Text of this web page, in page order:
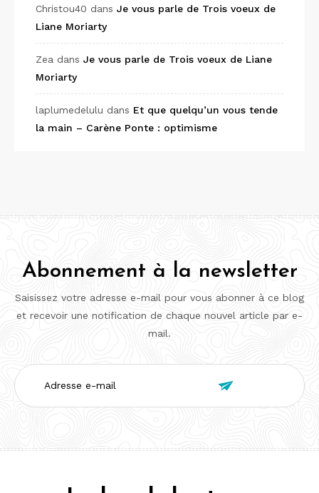
Christou40 dans Je vous parle de Trois voeux de
Liane Moriarty
Zea dans Je vous parle de Trois voeux de Liane
Moriarty
laplumedelulu dans Et que quelqu’un vous tende
la main – Carène Ponte : optimisme
Abonnement à la newsletter
Saisissez votre adresse e-mail pour vous abonner à ce blog
et recevoir une notification de chaque nouvel article par e-
mail.
Adresse
e-
mail
